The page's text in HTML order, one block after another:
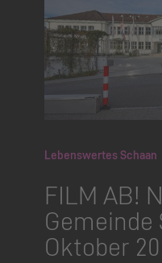
Lebenswertes Schaan
FILM AB!
Gemeinde
Oktober